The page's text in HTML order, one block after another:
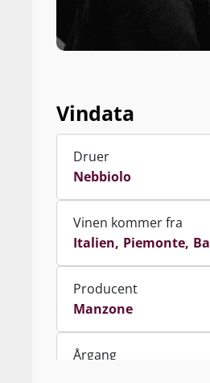
Vindata
Druer
Nebbiolo
Vinen kommer fra
Italien Piemonte
Producent
Manzone
Årgang